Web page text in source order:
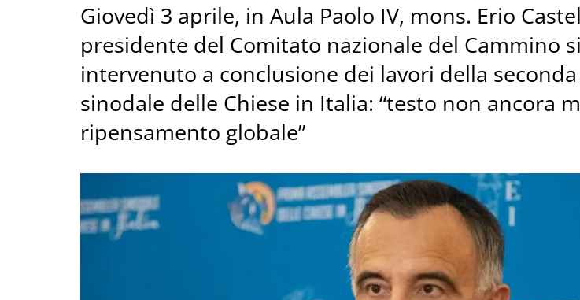
Giovedì 3 aprile, in Aula Paolo IV, mons. Erio
presidente del Comitato nazionale del Cammino
intervenuto a conclusione dei lavori della
sinodale delle Chiese in Italia: “testo non ancora
ripensamento globale”